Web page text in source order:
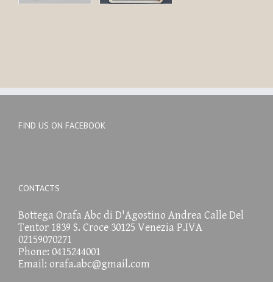
FIND US ON FACEBOOK
CONTACTS
Bottega Orafa Abc di D'Agostino Andrea Calle Del
Tentor 1839 S. Croce 30125 Venezia P.IVA
02159070271
Phone: 0415244001
Email: orafa.abc@gmail.com